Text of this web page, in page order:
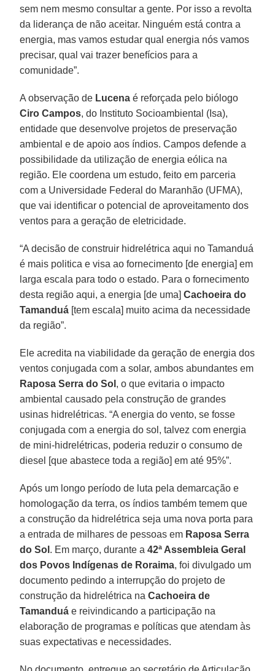
sem nem mesmo consultar a gente. Por isso a revolta
da liderança de não aceitar. Ninguém está contra a
energia, mas vamos estudar qual energia nós vamos
precisar, qual vai trazer benefícios para a
comunidade”.
A observação de Lucena é reforçada pelo biólogo
Ciro Campos, do Instituto Socioambiental (Isa),
entidade que desenvolve projetos de preservação
ambiental e de apoio aos índios. Campos defende a
possibilidade da utilização de energia eólica na
região. Ele coordena um estudo, feito em parceria
com a Universidade Federal do Maranhão (UFMA),
que vai identificar o potencial de aproveitamento dos
ventos para a geração de eletricidade.
“A decisão de construir hidrelétrica aqui no Tamanduá
é mais politica e visa ao fornecimento [de energia] em
larga escala para todo o estado. Para o fornecimento
desta região aqui, a energia [de uma]Cachoeira do
Tamanduá [tem escala] muito acima da necessidade
da região”.
Ele acredita na viabilidade da geração de energia dos
ventos conjugada com a solar, ambos abundantes em
Raposa Serra do Sol , o que evitaria o impacto
ambiental causado pela construção de grandes
usinas hidrelétricas. “A energia do vento, se fosse
conjugada com a energia do sol, talvez com energia
de mini-hidrelétricas, poderia reduzir o consumo de
diesel [que abastece toda a região] em até 95%”.
Após um longo período de luta pela demarcação e
homologação da terra, os índios também temem que
a construção da hidrelétrica seja uma nova porta para
a entrada de milhares de pessoas em Raposa Serra
do Sol . Em março, durante a42ª Assembleia Geral
dos Povos Indígenas de Roraima, foi divulgado um
documento pedindo a interrupção do projeto de
construção da hidrelétrica naCachoeira de
Tamanduá e reivindicando a participação na
elaboração de programas e políticas que atendam às
suas expectativas e necessidades.